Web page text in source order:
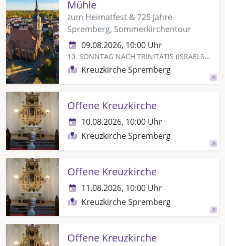
Mühle
zum Heimatfest & 725 Jahre
Spremberg, Sommerkirchentour
09.08.2026, 10:00 Uhr
10. SONNTAG NACH TRINITATIS (ISRAELSONNTAG)
Kreuzkirche Spremberg
Offene Kreuzkirche
10.08.2026, 10:00 Uhr
Kreuzkirche Spremberg
Offene Kreuzkirche
11.08.2026, 10:00 Uhr
Kreuzkirche Spremberg
Offene Kreuzkirche